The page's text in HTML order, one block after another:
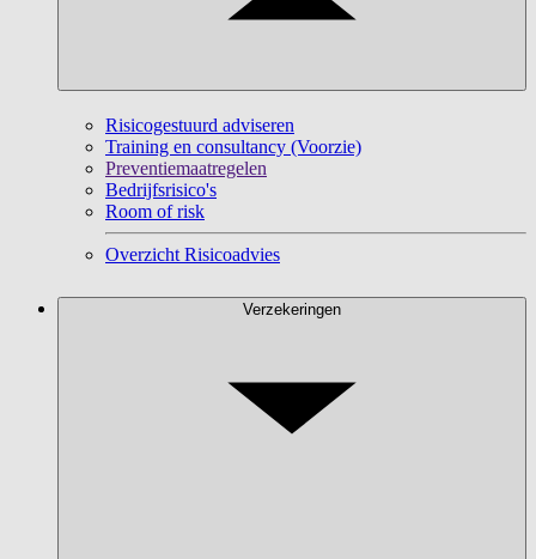
Risicogestuurd adviseren
Training en consultancy (Voorzie)
Preventiemaatregelen
Bedrijfsrisico's
Room of risk
Overzicht Risicoadvies
Verzekeringen